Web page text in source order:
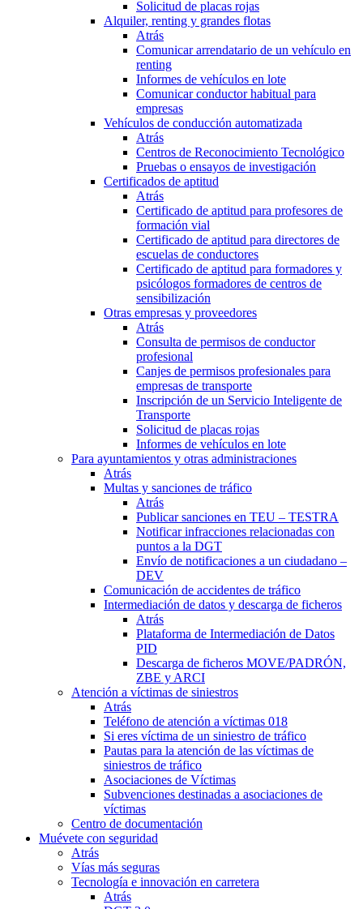
Solicitud de placas rojas
Alquiler, renting y grandes flotas
Atrás
Comunicar arrendatario de un vehículo en
renting
Informes de vehículos en lote
Comunicar conductor habitual para
empresas
Vehículos de conducción automatizada
Atrás
Centros de Reconocimiento Tecnológico
Pruebas o ensayos de investigación
Certificados de aptitud
Atrás
Certificado de aptitud para profesores de
formación vial
Certificado de aptitud para directores de
escuelas de conductores
Certificado de aptitud para formadores y
psicólogos formadores de centros de
sensibilización
Otras empresas y proveedores
Atrás
Consulta de permisos de conductor
profesional
Canjes de permisos profesionales para
empresas de transporte
Inscripción de un Servicio Inteligente de
Transporte
Solicitud de placas rojas
Informes de vehículos en lote
Para ayuntamientos y otras administraciones
Atrás
Multas y sanciones de tráfico
Atrás
Publicar sanciones en TEU – TESTRA
Notificar infracciones relacionadas con
puntos a la DGT
Envío de notificaciones a un ciudadano –
DEV
Comunicación de accidentes de tráfico
Intermediación de datos y descarga de ficheros
Atrás
Plataforma de Intermediación de Datos
PID
Descarga de ficheros MOVE/PADRÓN,
ZBE y ARCI
Atención a víctimas de siniestros
Atrás
Teléfono de atención a víctimas 018
Si eres víctima de un siniestro de tráfico
Pautas para la atención de las víctimas de
siniestros de tráfico
Asociaciones de Víctimas
Subvenciones destinadas a asociaciones de
víctimas
Centro de documentación
Muévete con seguridad
Atrás
Vías más seguras
Tecnología e innovación en carretera
Atrás